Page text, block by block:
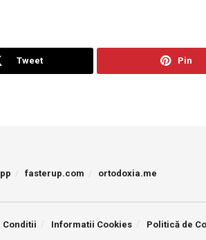
Tweet Pin
fasterup.com ortodoxia.me
Conditii Informatii Cookies Politică de